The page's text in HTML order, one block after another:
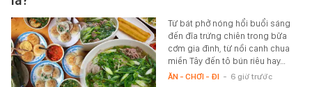
Từ bát phở nóng hổi buổi sáng
đến đĩa trứng chiên trong bữa
cơm gia đình, từ nồi canh chua
miền Tây đến tô bún riêu hay…
ĂN - CHƠI - ĐI - 6 giờ trước